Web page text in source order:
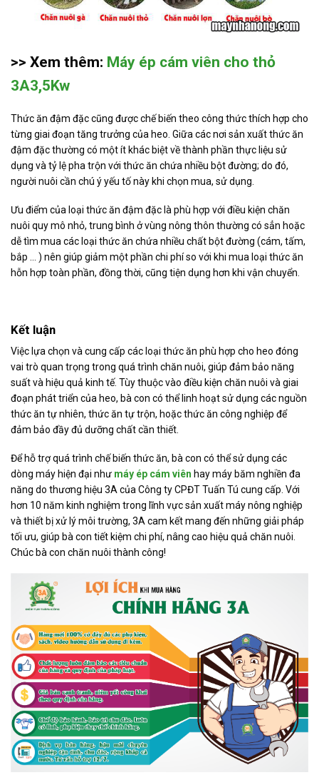
>> Xem thêm: Máy ép cám viên cho thỏ
3A3,5Kw
Thức ăn đậm đặc cũng được chế biến theo công thức thích hợp cho
từng giai đoạn tăng trưởng của heo. Giữa các nơi sản xuất thức ăn
đậm đặc thường có một ít khác biệt về thành phần thực liệu sử
dụng và tỷ lệ pha trộn với thức ăn chứa nhiều bột đường; do đó,
người nuôi cần chú ý yếu tố này khi chọn mua, sử dụng.
Ưu điểm của loại thức ăn đậm đặc là phù hợp với điều kiện chăn
nuôi quy mô nhỏ, trung bình ở vùng nông thôn thường có sẳn hoặc
dễ tìm mua các loại thức ăn chứa nhiều chất bột đường (cám, tấm,
bắp … ) nên giúp giảm một phần chi phí so với khi mua loại thức ăn
hỗn hợp toàn phần, đồng thời, cũng tiện dụng hơn khi vận chuyển.
Kết luận
Việc lựa chọn và cung cấp các loại thức ăn phù hợp cho heo đóng
vai trò quan trọng trong quá trình chăn nuôi, giúp đảm bảo năng
suất và hiệu quả kinh tế. Tùy thuộc vào điều kiện chăn nuôi và giai
đoạn phát triển của heo, bà con có thể linh hoạt sử dụng các nguồn
thức ăn tự nhiên, thức ăn tự trộn, hoặc thức ăn công nghiệp để
đảm bảo đầy đủ dưỡng chất cần thiết.
Để hỗ trợ quá trình chế biến thức ăn, bà con có thể sử dụng các
dòng máy hiện đại như máy ép cám viên hay máy băm nghiền đa
năng do thương hiệu 3A của Công ty CPĐT Tuấn Tú cung cấp. Với
hơn 10 năm kinh nghiệm trong lĩnh vực sản xuất máy nông nghiệp
và thiết bị xử lý môi trường, 3A cam kết mang đến những giải pháp
tối ưu, giúp bà con tiết kiệm chi phí, nâng cao hiệu quả chăn nuôi.
Chúc bà con chăn nuôi thành công!